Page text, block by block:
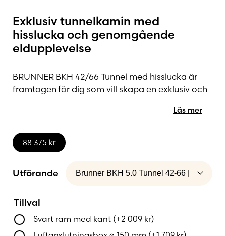
88 375 kr
Exklusiv tunnelkamin med
hisslucka och genomgående
eldupplevelse
BRUNNER BKH 42/66 Tunnel med hisslucka är
framtagen för dig som vill skapa en exklusiv och
båda sidor av insatsen blir elden en naturlig länk
från flera vinklar. Den genomgående designen
ger en öppen och harmonisk känsla samtidigt
och döljs diskret bakom murverket. Det ger ett
rent och minimalistiskt uttryck där fokus ligger
helt på lågornas spel. Den smidiga
Läs mer
Utförande
Tillval
Svart ram med kant (+2 009 kr)